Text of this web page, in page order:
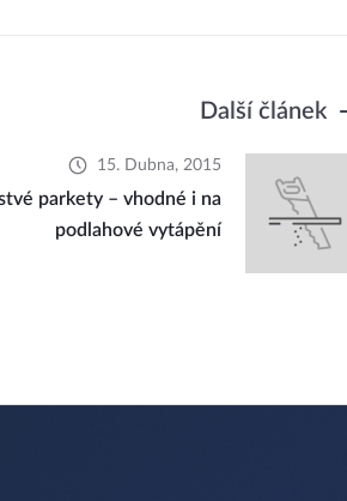
Další článek
15. Dubna, 2015
parkety – vhodné i na
podlahové vytápění